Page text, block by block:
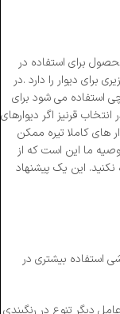
برای استفاده در
برای دیوار را دارد .در
استفاده می شود برای
قرنیز اگر دیوارهای
های کاملا تیره ممکن
ما این است که از
نکنید. این یک پیشنهاد
استفاده بیشتری در
دیگر تنوع در رنگبندی